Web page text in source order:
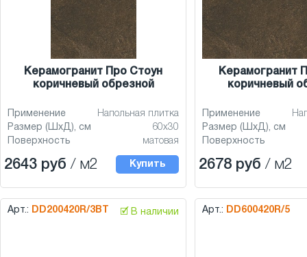
Керамогранит Про Стоун
коричневый обрезной
Применение
Напольная плитка
Размер (ШхД), см
60x30
Поверхность
матовая
2643 руб / м2 Купить
Керамогранит
коричневый
Применение
Размер (ШхД), см
Поверхность
2678 руб / м2
Арт.: DD200420R/3BT 🗹 В наличии Арт.: DD600420R/5